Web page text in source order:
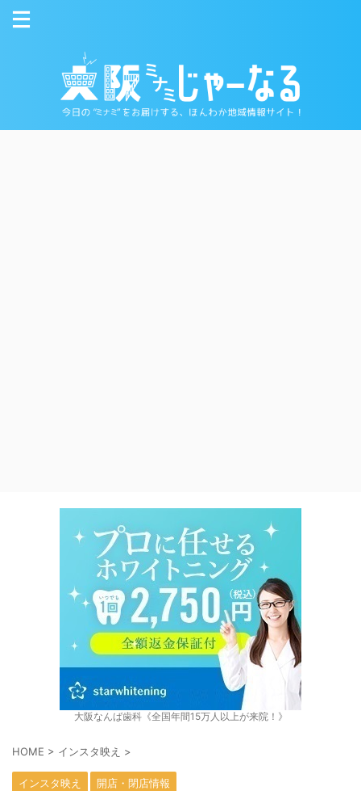
大阪なんば歯科《全国年間15万人以上が来院！》
HOME > インスタ映え >
インスタ映え 開店・閉店情報